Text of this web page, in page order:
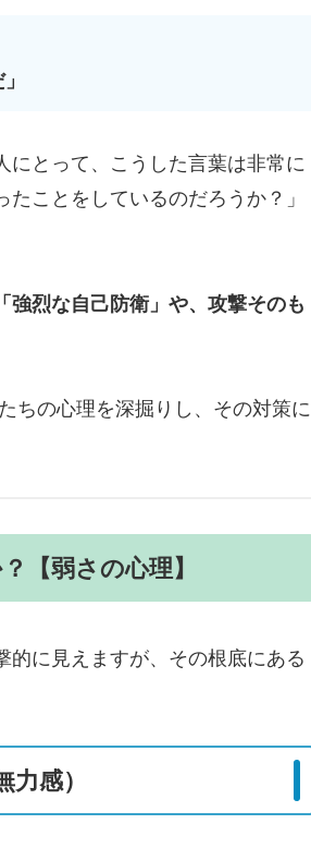
にとって、こうした言葉は非常に
ことをしているのだろうか？」
「強烈な自己防衛」や、攻撃そのも
ちの心理を深掘りし、その対策に
【弱さの心理】
的に見えますが、その根底にある
感）